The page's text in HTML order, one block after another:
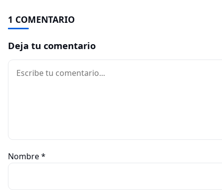
1 COMENTARIO
Deja tu comentario
Comentario
Nombre*